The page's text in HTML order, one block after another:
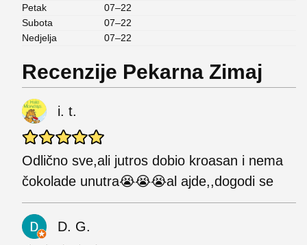
Petak
07–22
Subota
07–22
Nedjelja
07–22
Recenzije Pekarna Zimaj
i. t.
Odlično sve,ali jutros dobio kroasan i nema
čokolade unutra😭😭😭al ajde,,dogodi se
D. G.